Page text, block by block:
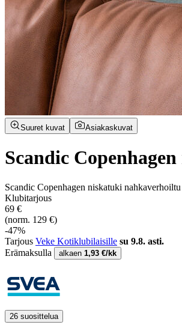
Suuret kuvat Asiakaskuvat
Scandic
Scandic Copenhagen niskatuki nahkaverhoiltu
Klubitarjous
69 €
(norm. 129 €)
-47%
Tarjous Veke Kotiklubilaisille su 9.8. asti.
Erämaksulla
alkaen 1,93 €/kk
26 suosittelua